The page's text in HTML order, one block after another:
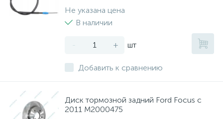
Не указана цена
В наличии
- + шт
Добавить к сравнению
Диск тормозной задний Ford Focus с
2011 M2000475